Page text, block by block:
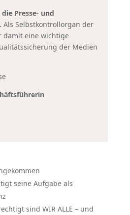
Presse- und
Als Selbstkontrollorgan der
damit eine wichtige
der Medien
seine Aufgabe als
sind WIR ALLE – und